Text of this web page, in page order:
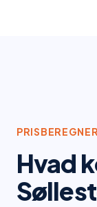
PRISBEREGNER
Hvad